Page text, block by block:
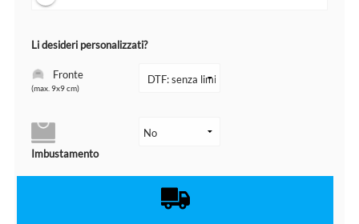
Li desideri personalizzati?
Fronte
(max. 9x9 cm)
Imbustamento